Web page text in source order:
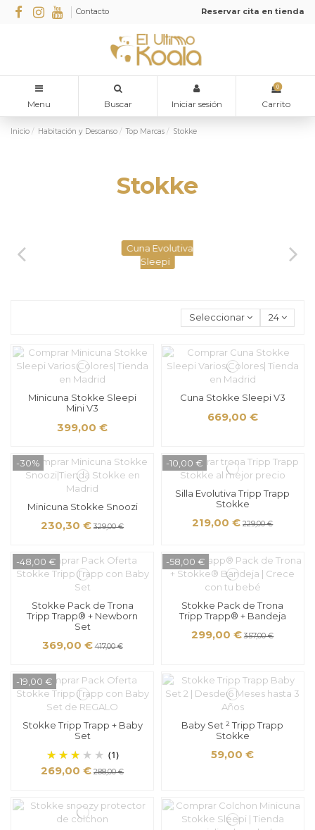
Contacto Reservar cita en tienda
Menu Buscar Iniciar sesión
0
Carrito
Inicio Habitación y Descanso Top Marcas Stokke
Stokke
Cuna Evolutiva
Sleepi
Seleccionar 24
Minicuna Stokke Sleepi
Mini V3
399,00 €
Cuna Stokke Sleepi V3
669,00 €
-30%
Minicuna Stokke Snoozi
230,30 € 329,00 €
-10,00 €
Silla Evolutiva Tripp Trapp
Stokke
219,00 € 229,00 €
-48,00 €
Stokke Pack de Trona
Tripp Trapp® + Newborn
Set
369,00 € 417,00 €
-58,00 €
Stokke Pack de Trona
Tripp Trapp® + Bandeja
299,00 € 357,00 €
-19,00 €
Stokke Tripp Trapp + Baby
Set
(1)
269,00 € 288,00 €
Baby Set ² Tripp Trapp
Stokke
59,00 €